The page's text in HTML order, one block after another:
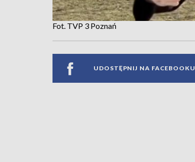
Fot. TVP 3 Poznań
UDOSTĘPNIJ NA FACEBOOKU